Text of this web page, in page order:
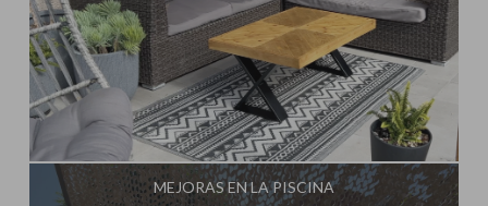
Influencer:Steffido
MEJORAS EN LA PISCINA